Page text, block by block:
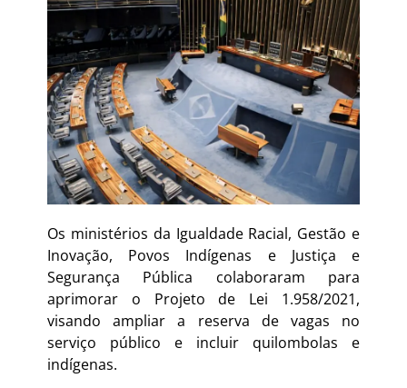
Os ministérios da Igualdade Racial, Gestão e
Inovação, Povos Indígenas e Justiça e
Segurança Pública colaboraram para
aprimorar o Projeto de Lei 1.958/2021,
visando ampliar a reserva de vagas no
serviço público e incluir quilombolas e
indígenas.